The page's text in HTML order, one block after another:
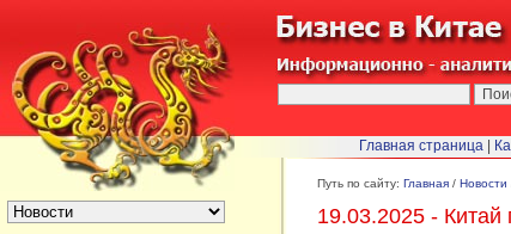
БЫСТРЫЙ ПЕРЕХОД : Путь по сайту: Главная / Новости
19.03.2025 - Китай
Главная страница